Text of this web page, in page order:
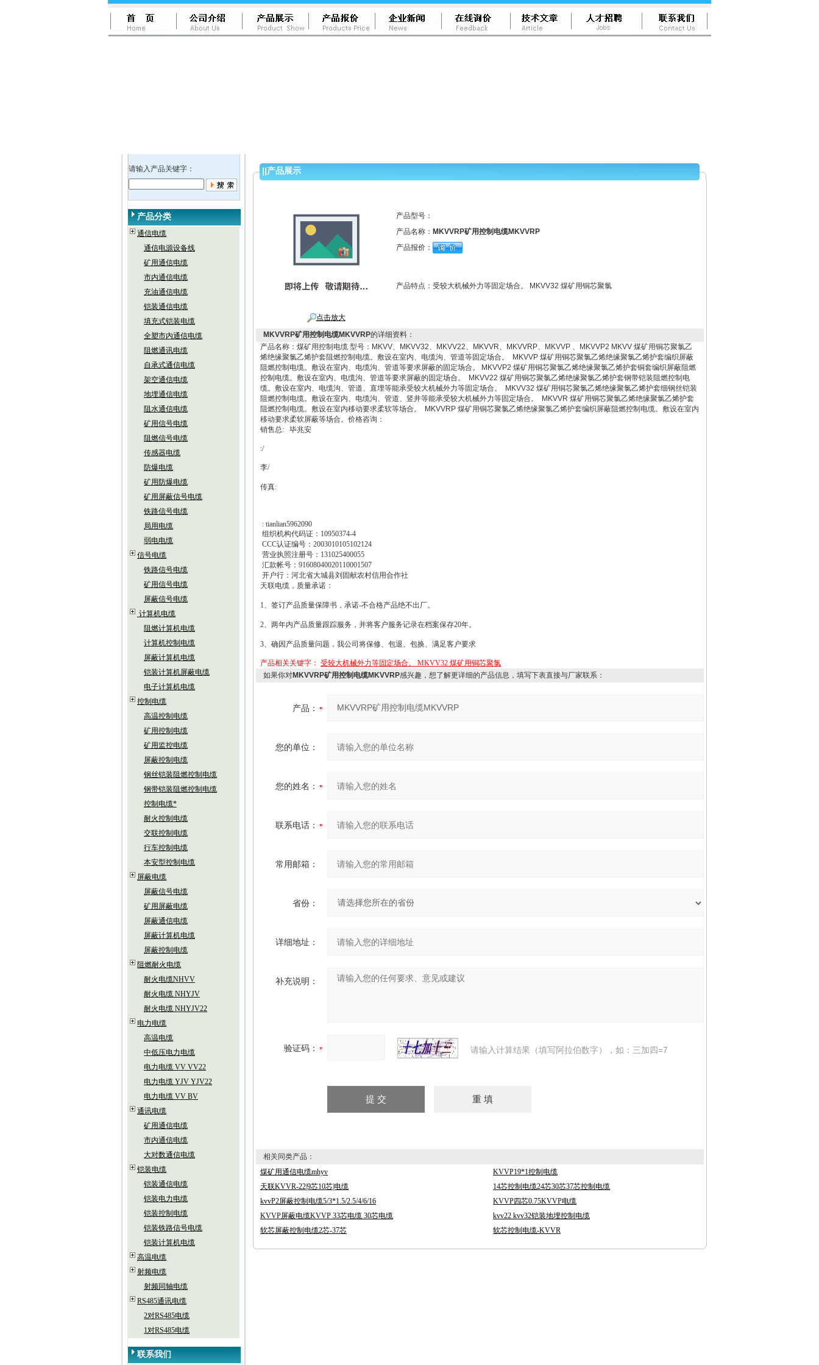
请输入产品关键字：
产品分类
通信电缆
通信电源设备线
矿用通信电缆
市内通信电缆
充油通信电缆
铠装通信电缆
填充式铠装电缆
全塑市内通信电缆
阻燃通讯电缆
自承式通信电缆
架空通信电缆
地埋通信电缆
阻水通信电缆
矿用信号电缆
阻燃信号电缆
传感器电缆
防爆电缆
矿用防爆电缆
矿用屏蔽信号电缆
铁路信号电缆
局用电缆
弱电电缆
信号电缆
铁路信号电缆
矿用信号电缆
屏蔽信号电缆
计算机电缆
阻燃计算机电缆
计算机控制电缆
屏蔽计算机电缆
铠装计算机屏蔽电缆
电子计算机电缆
控制电缆
高温控制电缆
矿用控制电缆
矿用监控电缆
屏蔽控制电缆
钢丝铠装阻燃控制电缆
钢带铠装阻燃控制电缆
控制电缆*
耐火控制电缆
交联控制电缆
行车控制电缆
本安型控制电缆
屏蔽电缆
屏蔽信号电缆
矿用屏蔽电缆
屏蔽通信电缆
屏蔽计算机电缆
屏蔽控制电缆
阻燃耐火电缆
耐火电缆NHVV
耐火电缆 NHYJV
耐火电缆 NHYJV22
电力电缆
高温电缆
中低压电力电缆
电力电缆 VV VV22
电力电缆 YJV YJV22
电力电缆 VV BV
通讯电缆
矿用通信电缆
市内通信电缆
大对数通信电缆
铠装电缆
铠装通信电缆
铠装电力电缆
铠装控制电缆
铠装铁路信号电缆
铠装计算机电缆
高温电缆
射频电缆
射频同轴电缆
RS485通讯电缆
2对RS485电缆
1对RS485电缆
联系我们
||产品展示
点击放大
产品型号：
产品名称： MKVVRP矿用控制电缆MKVVRP
产品报价：
产品特点： 受较大机械外力等固定场合。 MKVV32 煤矿用铜芯聚氯
MKVVRP矿用控制电缆MKVVRP的详细资料：
产品名称：煤矿用控制电缆 型号：MKVV、MKVV32、MKVV22、MKVVR、MKVVRP、MKVVP 、MKVVP2 MKVV 煤矿用铜芯聚氯乙
烯绝缘聚氯乙烯护套阻燃控制电缆。敷设在室内、电缆沟、管道等固定场合。 MKVVP 煤矿用铜芯聚氯乙烯绝缘聚氯乙烯护套编织屏蔽
阻燃控制电缆。敷设在室内、电缆沟、管道等要求屏蔽的固定场合。 MKVVP2 煤矿用铜芯聚氯乙烯绝缘聚氯乙烯护套铜套编织屏蔽阻燃
控制电缆。敷设在室内、电缆沟、管道等要求屏蔽的固定场合。 MKVV22 煤矿用铜芯聚氯乙烯绝缘聚氯乙烯护套钢带铠装阻燃控制电
缆。敷设在室内、电缆沟、管道、直埋等能承受较大机械外力等固定场合。 MKVV32 煤矿用铜芯聚氯乙烯绝缘聚氯乙烯护套细钢丝铠装
阻燃控制电缆。敷设在室内、电缆沟、管道、竖井等能承受较大机械外力等固定场合。 MKVVR 煤矿用铜芯聚氯乙烯绝缘聚氯乙烯护套
阻燃控制电缆。敷设在室内移动要求柔软等场合。 MKVVRP 煤矿用铜芯聚氯乙烯绝缘聚氯乙烯护套编织屏蔽阻燃控制电缆。敷设在室内
移动要求柔软屏蔽等场合。价格咨询：
销售总: 毕兆安
:/
李/
传真:
: tianlian5962090
组织机构代码证： 10950374-4
CCC认证编号： 2003010105102124
营业执照注册号： 131025400055
汇款帐号： 91608040020110001507
开户行：河北省大城县刘固献农村信用合作社
天联电缆，质量承诺：
1、签订产品质量保障书，承诺-不合格产品绝不出厂。
2、两年内产品质量跟踪服务，并将客户服务记录在档案保存20年。
3、确因产品质量问题，我公司将保修、包退、包换、满足客户要求
产品相关关键字： 受较大机械外力等固定场合。 MKVV32 煤矿用铜芯聚氯
如果你对MKVVRP矿用控制电缆MKVVRP感兴趣，想了解更详细的产品信息，填写下表直接与厂家联系：
产品：
您的单位：
您的姓名：
联系电话：
常用邮箱：
省份：
详细地址：
补充说明：
验证码： 请输入计算结果（填写阿拉伯数字），如：三加四=7
相关同类产品：
煤矿用通信电缆mhyv
KVVP19*1控制电缆
天联KVVR-22|9芯10芯|电缆
14芯控制电缆24芯30芯37芯控制电缆
kvvP2屏蔽控制电缆5/3*1.5/2.5/4/6/16
KVVP四芯0.75KVVP电缆
KVVP屏蔽电缆KVVP 33芯电缆 30芯电缆
kvv22 kvv32铠装地埋控制电缆
软芯屏蔽控制电缆2芯-37芯
软芯控制电缆-KVVR